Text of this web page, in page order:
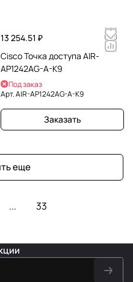
13 254.51 ₽
Cisco Точка доступа AIR-
AP1242AG-A-K9
Под заказ
Арт.AIR-AP1242AG-A-K9
Заказать
еще
... 33